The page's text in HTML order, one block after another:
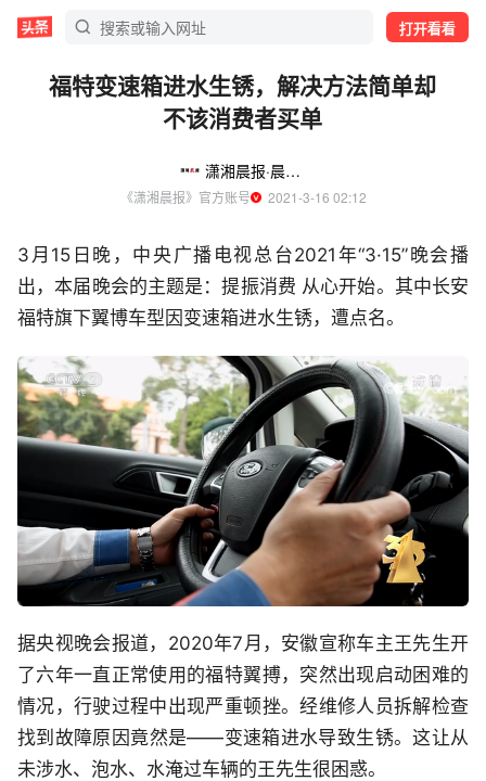
打开看看
福特变速箱进水生锈，解决方法简单却
不该消费者买单
潇湘晨报·晨视频
《潇湘晨报》官方账号
  2021-3-16 02:12
3月15日晚，中央广播电视总台2021年“3·15”晚会播
出，本届晚会的主题是：提振消费 从心开始。其中长安
福特旗下翼博车型因变速箱进水生锈，遭点名。
据央视晚会报道，2020年7月，安徽宣称车主王先生开
了六年一直正常使用的福特翼搏，突然出现启动困难的
情况，行驶过程中出现严重顿挫。经维修人员拆解检查
找到故障原因竟然是——变速箱进水导致生锈。这让从
未涉水、泡水、水淹过车辆的王先生很困惑。